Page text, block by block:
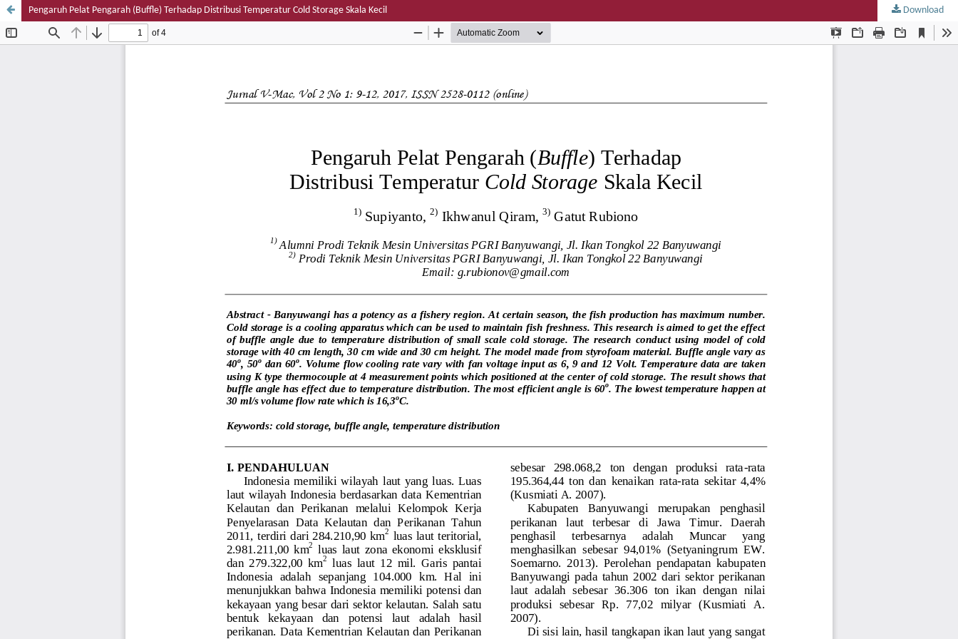
Pengaruh Pelat Pengarah (Buffle) Terhadap Distribusi Temperatur Cold Storage Skala Kecil Download